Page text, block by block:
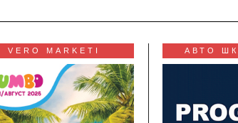
VERO MARKETI АВТО